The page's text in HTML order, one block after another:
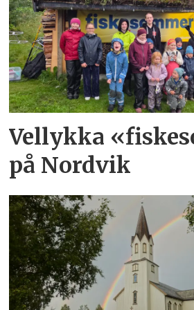
Vellykka
på Nordvik